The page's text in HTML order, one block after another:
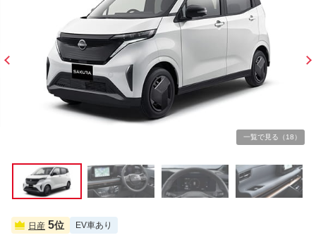
一覧で見る（18）
日産 5位 EV車あり